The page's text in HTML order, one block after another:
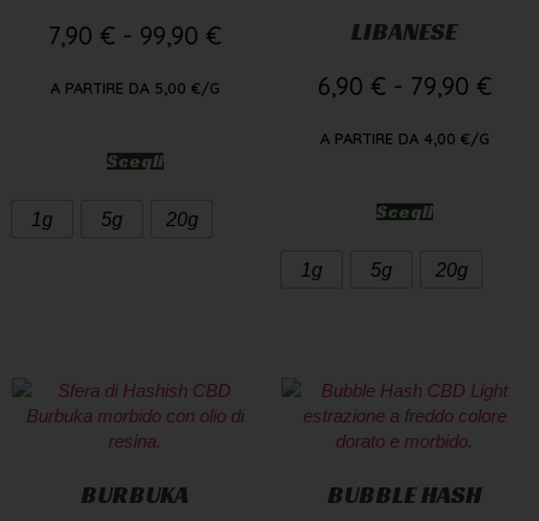
7,90 € - 99,90 €
A PARTIRE DA 5,00 €/G
Scegli
1g 5g 20g
LIBANESE
6,90 € - 79,90 €
A PARTIRE DA 4,00 €/G
Scegli
1g 5g 20g
BURBUKA BUBBLE HASH